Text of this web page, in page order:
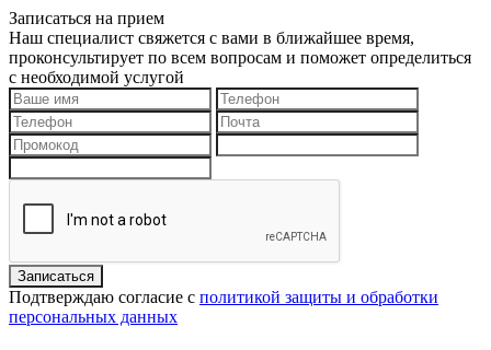
Записаться на прием
Наш специалист свяжется с вами в ближайшее время,
проконсультирует по всем вопросам и поможет определиться
с необходимой услугой
Подтверждаю согласие с политикой защиты и обработки
персональных данных